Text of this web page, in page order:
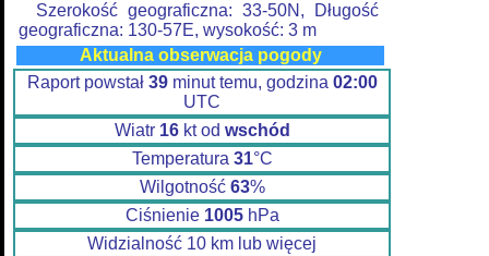
Szerokość geograficzna: 33-50N, Długość
geograficzna: 130-57E, wysokość: 3 m
Aktualna obserwacja pogody
Raport powstał 39minut temu, godzina 02:00
UTC
Wiatr 16kt od wschód
Temperatura 31°C
Wilgotność 63%
Ciśnienie 1005hPa
Widzialność 10 km lub więcej